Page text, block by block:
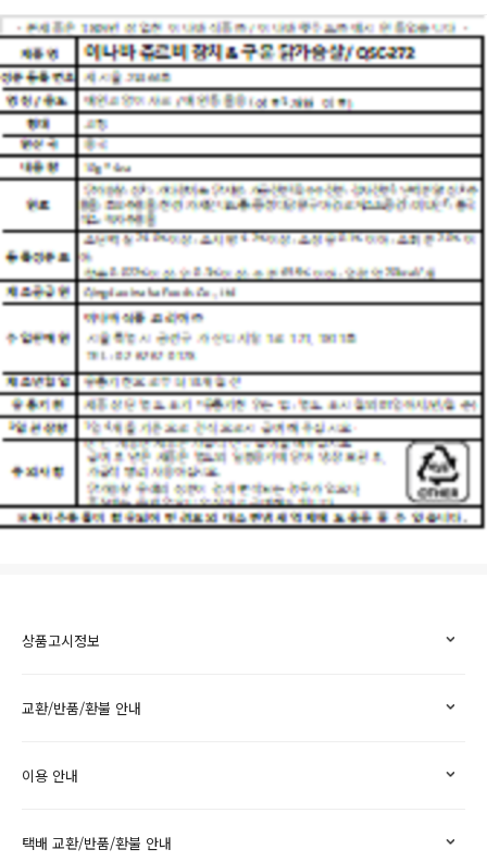
상품고시정보
교환/반품/환불 안내
이용 안내
택배 교환/반품/환불 안내